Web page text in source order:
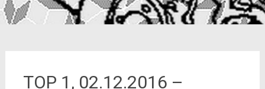
TOP 1, 02.12.2016 –